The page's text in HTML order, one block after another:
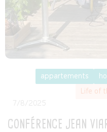
appartements
Life of
CONFÉRENCE JEAN